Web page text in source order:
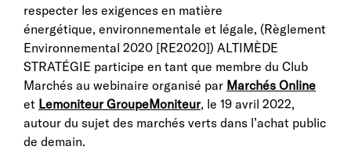
respecter les exigences en matière
énergétique, environnementale et légale, (Règlement
Environnemental 2020 [RE2020]) ALTIMÈDE
STRATÉGIE participe en tant que membre du Club
Marchés au webinaire organisé par Marchés Online
et Lemoniteur GroupeMoniteur, le 19 avril 2022,
autour du sujet des marchés verts dans l’achat public
de demain.